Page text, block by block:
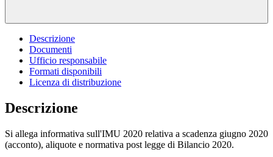
Descrizione
Documenti
Ufficio responsabile
Formati disponibili
Licenza di distribuzione
Descrizione
Si allega informativa sull'IMU 2020 relativa a scadenza giugno 2020
(acconto), aliquote e normativa post legge di Bilancio 2020.